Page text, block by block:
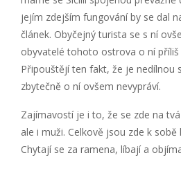
jejím zdejším fungování by se dal
článek. Obyčejný turista se s ní
obyvatelé tohoto ostrova o ní příliš
Připouštějí ten fakt, že je nedílnou
zbytečně o ní ovšem nevypráví.
Zajímavostí je i to, že se zde na
ale i muži. Celkově jsou zde k sobě
Chytají se za ramena, líbají a